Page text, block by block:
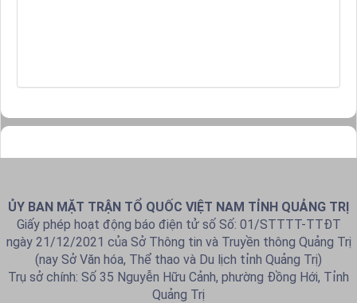
ỦY BAN MẶT TRẬN TỔ QUỐC VIỆT NAM TỈNH QUẢNG TRỊ
Giấy phép hoạt động báo điện tử số Số: 01/STTTT-TTĐT
ngày 21/12/2021 của Sở Thông tin và Truyền thông Quảng Trị
(nay Sở Văn hóa, Thể thao và Du lịch tỉnh Quảng Trị)
Trụ sở chính: Số 35 Nguyễn Hữu Cảnh, phường Đồng Hới, Tỉnh
Quảng Trị